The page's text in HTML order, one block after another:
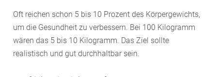
Oft reichen schon 5 bis 10 Prozent des Körpergewichts,
um die Gesundheit zu verbessern. Bei 100 Kilogramm
wären das 5 bis 10 Kilogramm. Das Ziel sollte
realistisch und gut durchhaltbar sein.